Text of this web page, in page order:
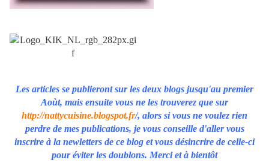
Les articles se publieront sur les deux blogs jusqu'au premier
Aoùt, mais ensuite vous ne les trouverez que sur
http://nattycuisine.blogspot.fr/, alors si vous ne voulez rien
perdre de mes publications, je vous conseille d'aller vous
inscrire à la newletters de ce blog et vous désincrire de celle-ci
pour éviter les doublons. Merci et à bientôt